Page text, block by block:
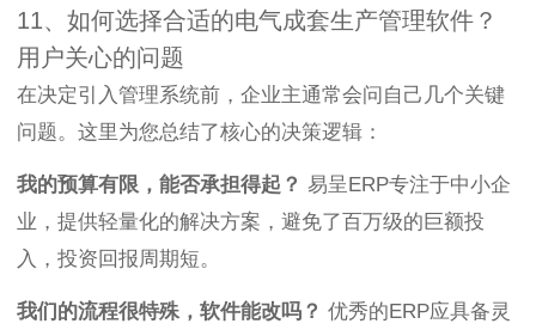
11、如何选择合适的电气成套生产管理软件？
用户关心的问题
在决定引入管理系统前，企业主通常会问自己几个关键
问题。这里为您总结了核心的决策逻辑：
我的预算有限，能否承担得起？ 易呈ERP专注于中小企
业，提供轻量化的解决方案，避免了百万级的巨额投
入，投资回报周期短。
我们的流程很特殊，软件能改吗？ 优秀的ERP应具备灵